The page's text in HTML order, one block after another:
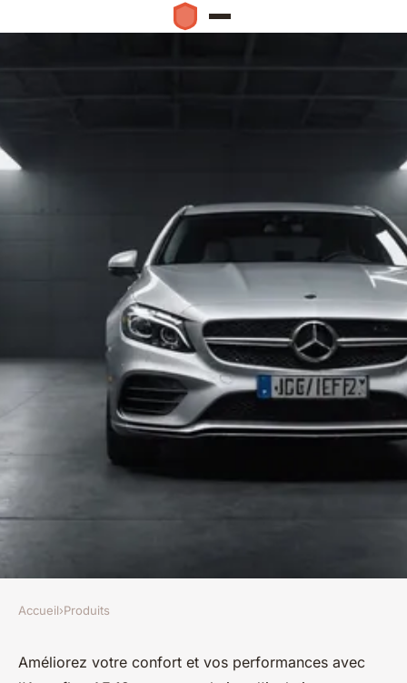
Armaflex af 19mm : l'isolation
Accueil›Produits
Améliorez votre confort et vos performances avec